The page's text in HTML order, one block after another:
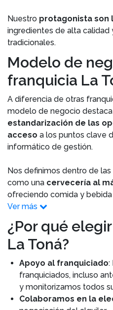
Nuestro protagonista son
ingredientes de alta calidad
tradicionales.
Modelo de
franquicia La
A diferencia de otras
modelo de negocio
estandarización de las
acceso a los puntos clave
informático de gestión.
Nos definimos dentro de
como una cervecería al
ofreciendo comida y
Ver más
¿Por qué
La Toná?
Apoyo al franquiciado:
franquiciados, incluso
y monitorizamos todos
Colaboramos en la